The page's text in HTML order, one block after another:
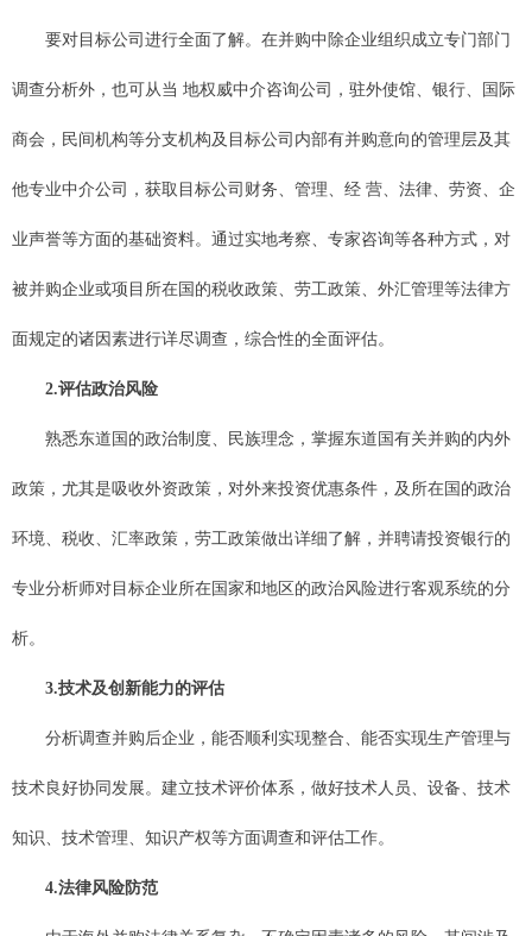
要对目标公司进行全面了解。在并购中除企业组织成立专门部门
调查分析外，也可从当 地权威中介咨询公司，驻外使馆、银行、国际
商会，民间机构等分支机构及目标公司内部有并购意向的管理层及其
他专业中介公司，获取目标公司财务、管理、经 营、法律、劳资、企
业声誉等方面的基础资料。通过实地考察、专家咨询等各种方式，对
被并购企业或项目所在国的税收政策、劳工政策、外汇管理等法律方
面规定的诸因素进行详尽调查，综合性的全面评估。
2.评估政治风险
熟悉东道国的政治制度、民族理念，掌握东道国有关并购的内外
政策，尤其是吸收外资政策，对外来投资优惠条件，及所在国的政治
环境、税收、汇率政策，劳工政策做出详细了解，并聘请投资银行的
专业分析师对目标企业所在国家和地区的政治风险进行客观系统的分
析。
3.技术及创新能力的评估
分析调查并购后企业，能否顺利实现整合、能否实现生产管理与
技术良好协同发展。建立技术评价体系，做好技术人员、设备、技术
知识、技术管理、知识产权等方面调查和评估工作。
4.法律风险防范